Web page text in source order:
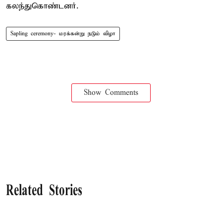
கலந்துகொண்டனர்.
Sapling ceremony- மரக்கன்று நடும் விழா
Show Comments
Related Stories